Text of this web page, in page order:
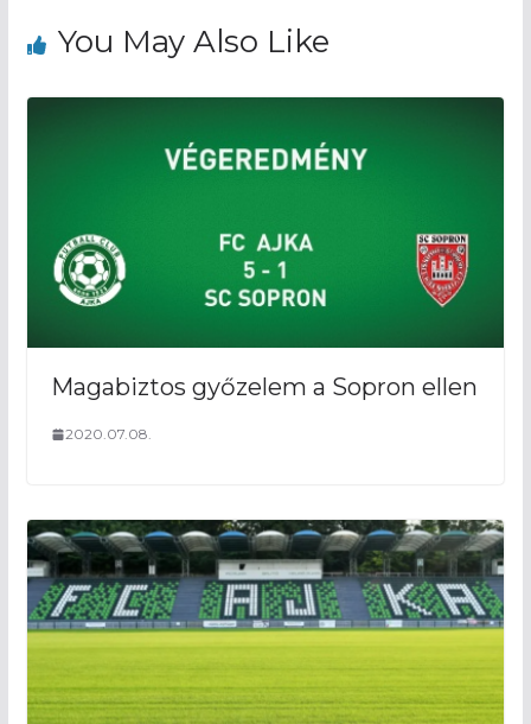
You May Also Like
Magabiztos győzelem a Sopron ellen
2020.07.08.